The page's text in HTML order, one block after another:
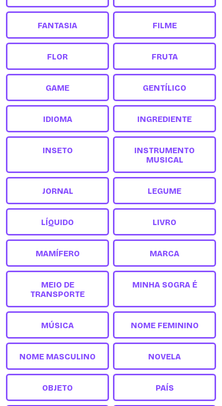
FANTASIA FILME
FLOR FRUTA
GAME GENTÍLICO
IDIOMA INGREDIENTE
INSETO
INSTRUMENTO
MUSICAL
JORNAL LEGUME
LÍQUIDO LIVRO
MAMÍFERO MARCA
MEIO DE
TRANSPORTE
MINHA SOGRA É
MÚSICA NOME FEMININO
NOME MASCULINO NOVELA
OBJETO PAÍS